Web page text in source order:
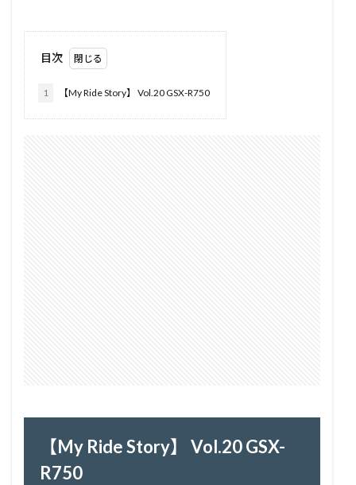
目次
1 【My Ride Story】 Vol.20 GSX-R750
【My Ride Story】 Vol.20 GSX-
R750